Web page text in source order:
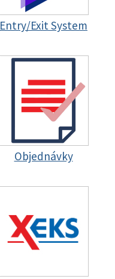
Entry/Exit System
Objednávky